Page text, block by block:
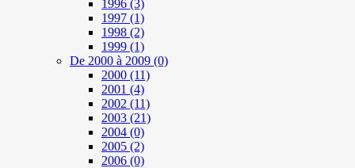
1996 (3)
1997 (1)
1998 (2)
1999 (1)
De 2000 à 2009 (0)
2000 (11)
2001 (4)
2002 (11)
2003 (21)
2004 (0)
2005 (2)
2006 (0)